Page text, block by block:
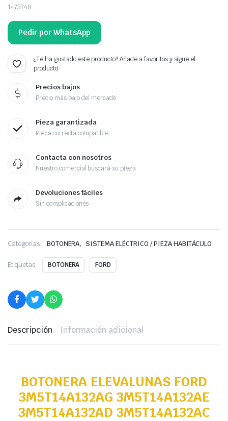
1473748.
Pedir por WhatsApp
¿Te ha gustado este producto? Añade a favoritos y sigue el
producto.
Precios bajos
Precio más bajo del mercado
Pieza garantizada
Pieza correcta compatible
Contacta con nosotros
Nuestro comercial buscará su pieza
Devoluciones fáciles
Sin complicaciones
Categorías: BOTONERA, SISTEMA ELÉCTRICO / PIEZA HABITÁCULO
Etiquetas: BOTONERA FORD
Descripción Información adicional
BOTONERA ELEVALUNAS FORD
3M5T14A132AG 3M5T14A132AE
3M5T14A132AD 3M5T14A132AC